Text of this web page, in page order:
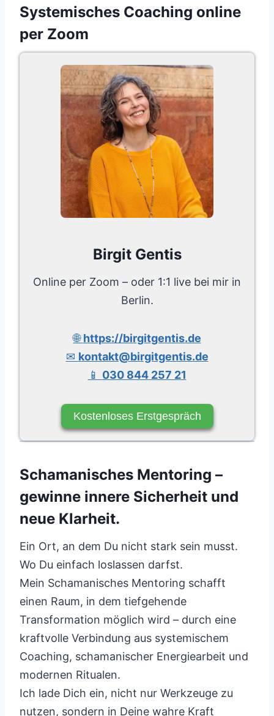
Systemisches Coaching online
per Zoom
Birgit Gentis
Online per Zoom – oder 1:1 live bei mir in
Berlin.
🌐https://birgitgentis.de
✉ kontakt@birgitgentis.de
📱 030 844 257 21
Kostenloses Erstgespräch
Schamanisches Mentoring –
gewinne innere Sicherheit und
neue Klarheit.
Ein Ort, an dem Du nicht stark sein musst.
Wo Du einfach loslassen darfst.
Mein Schamanisches Mentoring schafft
einen Raum, in dem tiefgehende
Transformation möglich wird – durch eine
kraftvolle Verbindung aus systemischem
Coaching, schamanischer Energiearbeit und
modernen Ritualen.
Ich lade Dich ein, nicht nur Werkzeuge zu
nutzen, sondern in Deine wahre Kraft